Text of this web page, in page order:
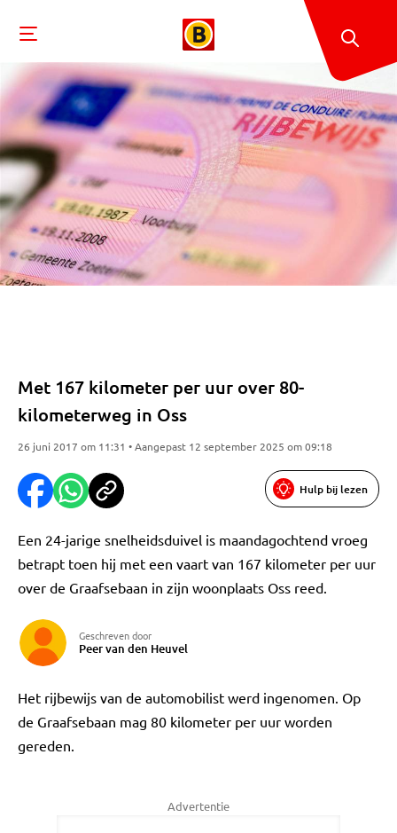
Met 167 kilometer per uur over 80-
kilometerweg in Oss
26 juni 2017 om 11:31 • Aangepast 12 september 2025 om 09:18
Hulp bij lezen
Een 24-jarige snelheidsduivel is maandagochtend vroeg
betrapt toen hij met een vaart van 167 kilometer per uur
over de Graafsebaan in zijn woonplaats Oss reed.
Geschreven door
Peer van den Heuvel
Het rijbewijs van de automobilist werd ingenomen. Op
de Graafsebaan mag 80 kilometer per uur worden
gereden.
Advertentie